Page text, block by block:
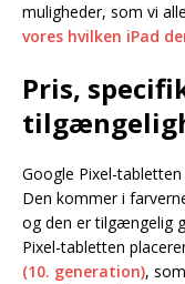
muligheder, som vi
vores hvilken iPad
Pris,
Google Pixel-
Den kommer i
og den er tilgængelig
Pixel-tabletten
(10. generation),